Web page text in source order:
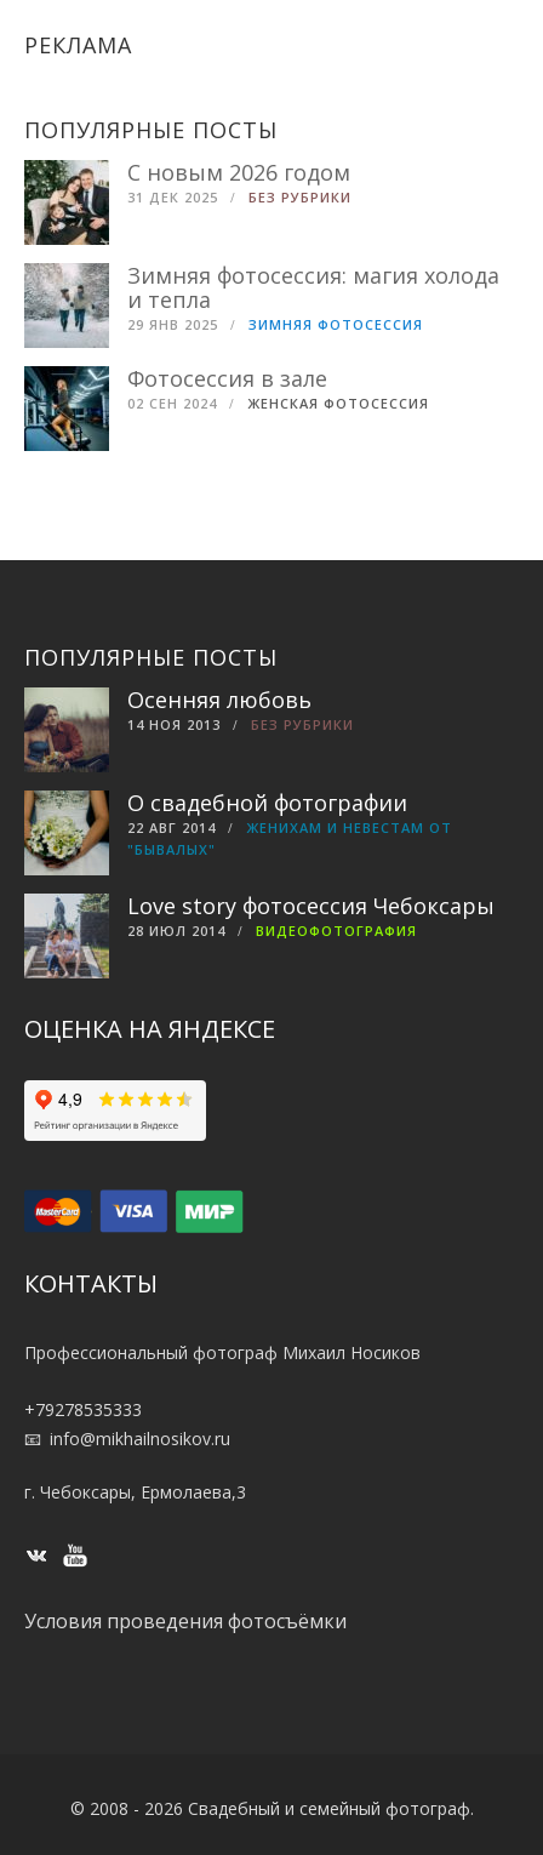
РЕКЛАМА
ПОПУЛЯРНЫЕ ПОСТЫ
С новым 2026 годом
31 ДЕК 2025 БЕЗ РУБРИКИ
Зимняя фотосессия: магия холода
и тепла
29 ЯНВ 2025 ЗИМНЯЯ ФОТОСЕССИЯ
Фотосессия в зале
02 СЕН 2024 ЖЕНСКАЯ ФОТОСЕССИЯ
ПОПУЛЯРНЫЕ ПОСТЫ
Осенняя любовь
14 НОЯ 2013 БЕЗ РУБРИКИ
О свадебной фотографии
22 АВГ 2014
ЖЕНИХАМ И НЕВЕСТАМ ОТ
"БЫВАЛЫХ"
Love story фотосессия Чебоксары
28 ИЮЛ 2014 ВИДЕОФОТОГРАФИЯ
ОЦЕНКА НА ЯНДЕКСЕ
КОНТАКТЫ
Профессиональный фотограф Михаил Носиков
+79278535333
info@mikhailnosikov.ru
г. Чебоксары, Ермолаева,3
Условия проведения фотосъёмки
© 2008 - 2026 Свадебный и семейный фотограф.